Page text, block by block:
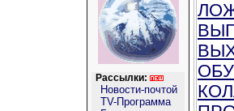
Рассылки:
Новости-почтой
TV-Программа